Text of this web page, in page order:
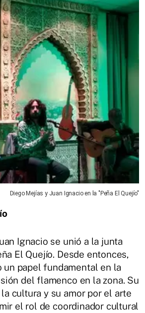
Diego Mejías y Juan Ignacio en la "Peña El Quejío"
Ignacio se unió a la junta
El Quejío. Desde entonces,
un papel fundamental en la
del flamenco en la zona. Su
cultura y su amor por el arte
el rol de coordinador cultural